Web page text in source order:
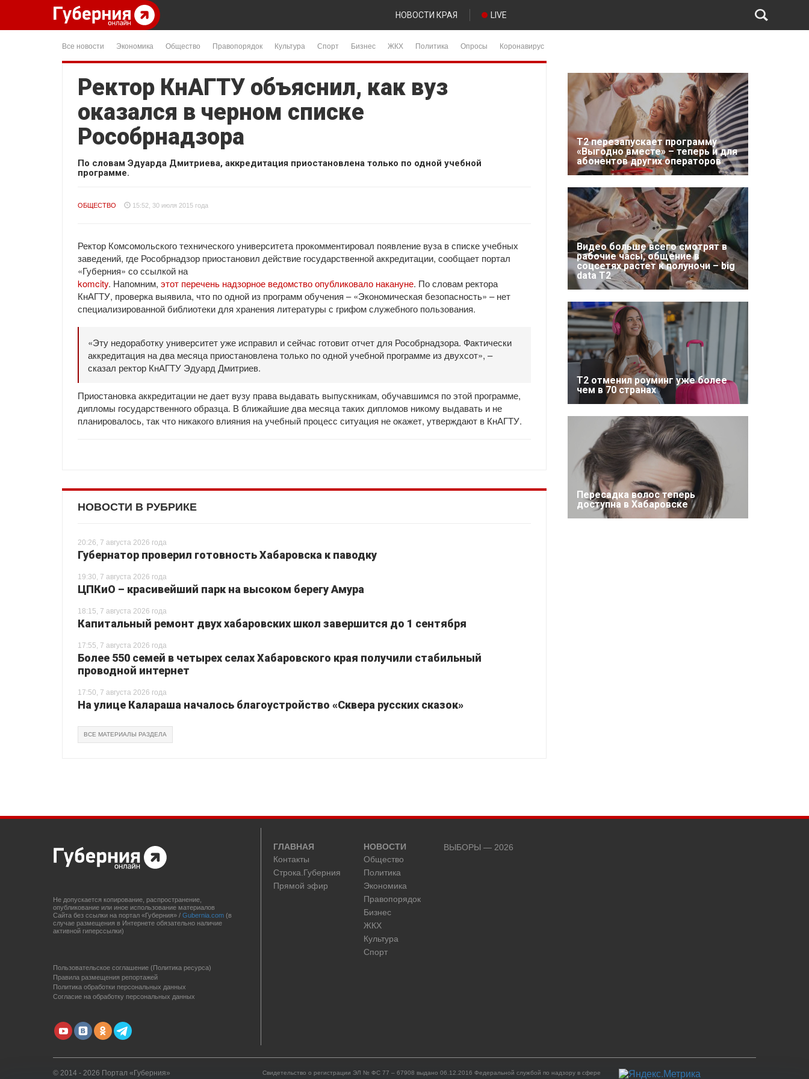
НОВОСТИ КРАЯ LIVE
Все новости Экономика Общество Правопорядок Культура Спорт Бизнес ЖКХ Политика Опросы Коронавирус
Ректор КнАГТУ объяснил, как вуз
оказался в черном списке
Рособрнадзора
По словам Эдуарда Дмитриева, аккредитация приостановлена только по одной учебной
программе.
ОБЩЕСТВО 15:52, 30 июля 2015 года
Ректор Комсомольского технического университета прокомментировал появление вуза в списке учебных
заведений, где Рособрнадзор приостановил действие государственной аккредитации, сообщает портал
«Губерния» со ссылкой на
komcity. Напомним, этот перечень надзорное ведомство опубликовало накануне. По словам ректора
КнАГТУ, проверка выявила, что по одной из программ обучения – «Экономическая безопасность» – нет
специализированной библиотеки для хранения литературы с грифом служебного пользования.
«Эту недоработку университет уже исправил и сейчас готовит отчет для Рособрнадзора. Фактически
аккредитация на два месяца приостановлена только по одной учебной программе из двухсот», –
сказал ректор КнАГТУ Эдуард Дмитриев.
Приостановка аккредитации не дает вузу права выдавать выпускникам, обучавшимся по этой программе,
дипломы государственного образца. В ближайшие два месяца таких дипломов никому выдавать и не
планировалось, так что никакого влияния на учебный процесс ситуация не окажет, утверждают в КнАГТУ.
НОВОСТИ В РУБРИКЕ
20:26, 7 августа 2026 года
Губернатор проверил готовность Хабаровска к паводку
19:30, 7 августа 2026 года
ЦПКиО – красивейший парк на высоком берегу Амура
18:15, 7 августа 2026 года
Капитальный ремонт двух хабаровских школ завершится до 1 сентября
17:55, 7 августа 2026 года
Более 550 семей в четырех селах Хабаровского края получили стабильный
проводной интернет
17:50, 7 августа 2026 года
На улице Калараша началось благоустройство «Сквера русских сказок»
ВСЕ МАТЕРИАЛЫ РАЗДЕЛА
Т2 перезапускает программу
«Выгодно вместе» – теперь и для
абонентов других операторов
Видео больше всего смотрят в
рабочие часы, общение в
соцсетях растет к полуночи – big
data T2
Т2 отменил роуминг уже более
чем в 70 странах
Пересадка волос теперь
доступна в Хабаровске
Не допускается копирование, распространение,
опубликование или иное использование материалов
Сайта без ссылки на портал «Губерния» / Gubernia.com (в
случае размещения в Интернете обязательно наличие
активной гиперссылки)
Пользовательское соглашение (Политика ресурса)
Правила размещения репортажей
Политика обработки персональных данных
Согласие на обработку персональных данных
ГЛАВНАЯ
Контакты
Строка.Губерния
Прямой эфир
НОВОСТИ
Общество
Политика
Экономика
Правопорядок
Бизнес
ЖКХ
Культура
Спорт
ВЫБОРЫ — 2026
© 2014 - 2026 Портал «Губерния» Свидетельство о регистрации ЭЛ № ФС 77 – 67908 выдано 06.12.2016 Федеральной службой по надзору в сфере